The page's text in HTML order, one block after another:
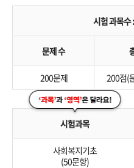
시험 과목수
문제 수
200문제 200점(
시험과목
사회복지기초
(50문항)